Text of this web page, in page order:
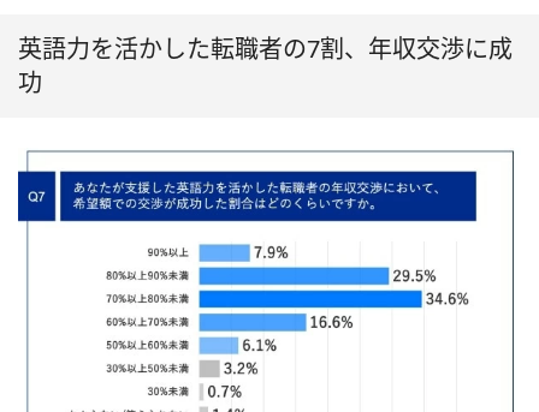
英語力を活かした転職者の7割、年収交渉に成
功